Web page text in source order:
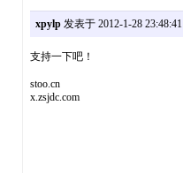
xpylp发表于 2012-1-28 23:48:41
支持一下吧！
stoo.cn
x.zsjdc.com